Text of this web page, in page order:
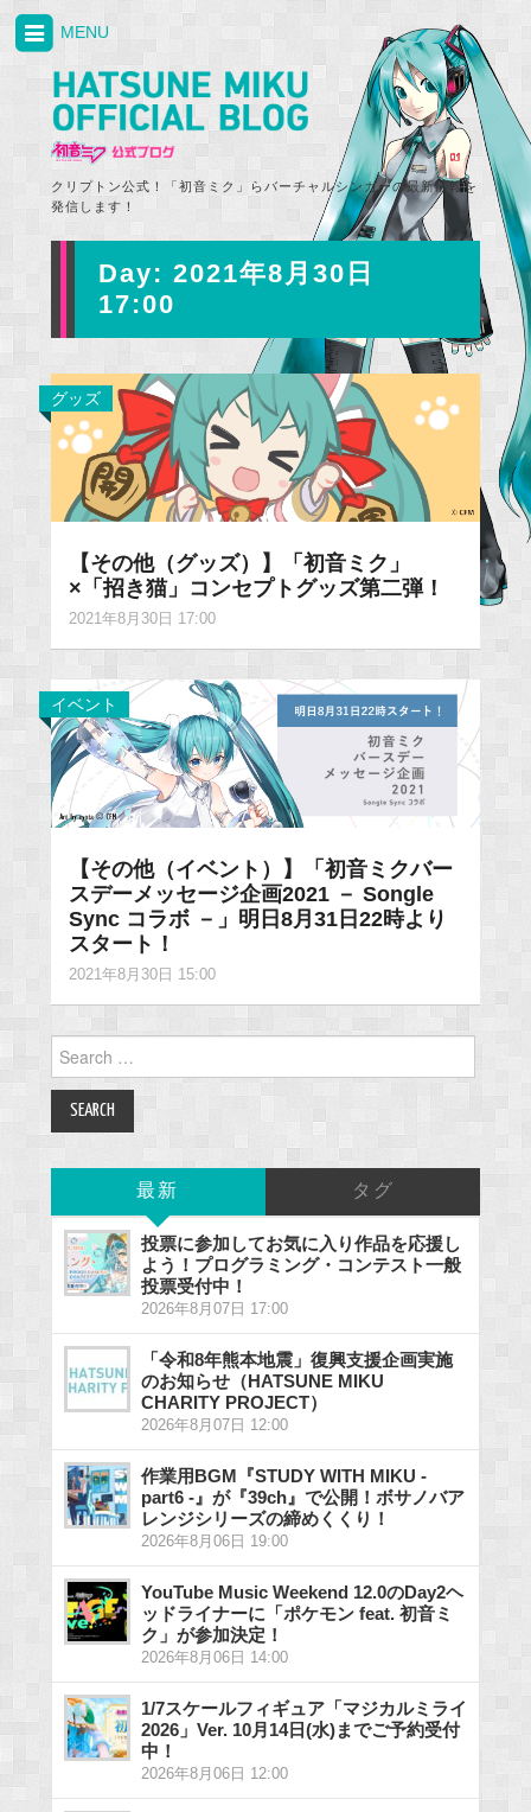
クリプトン公式！「初音ミク」らバーチャルシンガーの最新情報を
発信します！
MENU
Day: 2021年8月30日
17:00
グッズ
【その他（グッズ）】「初音ミク」
×「招き猫」コンセプトグッズ第二弾！
2021年8月30日 17:00
イベント
【その他（イベント）】「初音ミクバー
スデーメッセージ企画2021 － Songle
Sync コラボ －」明日8月31日22時より
スタート！
2021年8月30日 15:00
for:
最新 タグ
投票に参加してお気に入り作品を応援し
よう！プログラミング・コンテスト一般
投票受付中！
2026年8月07日 17:00
「令和8年熊本地震」復興支援企画実施
のお知らせ（HATSUNE MIKU
CHARITY PROJECT）
2026年8月07日 12:00
作業用BGM『STUDY WITH MIKU -
part6 -』が『39ch』で公開！ボサノバア
レンジシリーズの締めくくり！
2026年8月06日 19:00
YouTube Music Weekend 12.0のDay2ヘ
ッドライナーに「ポケモン feat. 初音ミ
ク」が参加決定！
2026年8月06日 14:00
1/7スケールフィギュア「マジカルミライ
2026」Ver. 10月14日(水)までご予約受付
中！
2026年8月06日 12:00